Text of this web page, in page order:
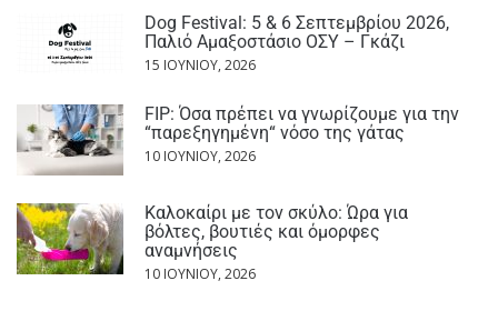
Dog Festival: 5 & 6 Σεπτεμβρίου 2026,
Παλιό Αμαξοστάσιο ΟΣΥ – Γκάζι
15 ΙΟΥΝΊΟΥ, 2026
FIP: Όσα πρέπει να γνωρίζουμε για την
“παρεξηγημένη“ νόσο της γάτας
10 ΙΟΥΝΊΟΥ, 2026
Καλοκαίρι με τον σκύλο: Ώρα για
βόλτες, βουτιές και όμορφες
αναμνήσεις
10 ΙΟΥΝΊΟΥ, 2026